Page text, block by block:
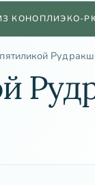
КОНОПЛИЭКО-